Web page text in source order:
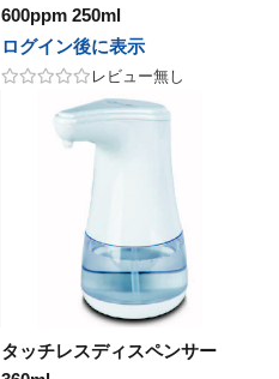
600ppm 250ml
ログイン後に表示
レビュー無し
タッチレスディスペンサー